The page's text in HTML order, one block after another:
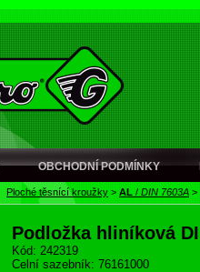
OBCHODNÍ PODMÍNKY
Ploché těsnící kroužky > AL / DIN 7603A >
Podložka hliníková
Kód: 242319
Celní sazebník: 76161000